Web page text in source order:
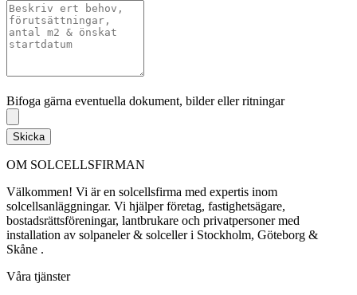
Bifoga gärna eventuella dokument, bilder eller ritningar
Skicka
OM SOLCELLSFIRMAN
Välkommen! Vi är en solcellsfirma med expertis inom
solcellsanläggningar. Vi hjälper företag, fastighetsägare,
bostadsrättsföreningar, lantbrukare och privatpersoner med
installation av solpaneler & solceller i Stockholm, Göteborg &
Skåne .
Våra tjänster